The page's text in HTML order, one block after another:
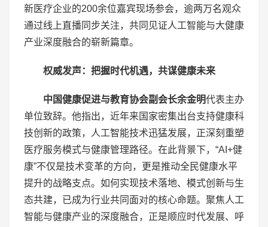
新医疗企业的200余位嘉宾现场参会，逾两万名观众
通过线上直播同步关注，共同见证人工智能与大健康
产业深度融合的崭新篇章。
权威发声：把握时代机遇，共谋健康未来
中国健康促进与教育协会副会长余金明代表主办
单位致辞。他指出，近年来国家密集出台支持健康科
技创新的政策，人工智能技术迅猛发展，正深刻重塑
医疗服务模式与健康管理路径。在此背景下，“AI+健
康”不仅是技术变革的方向，更是推动全民健康水平
提升的战略支点。如何实现技术落地、模式创新与生
态共建，已成为行业共同面对的核心命题。聚焦人工
智能与健康产业的深度融合，正是顺应时代发展、呼